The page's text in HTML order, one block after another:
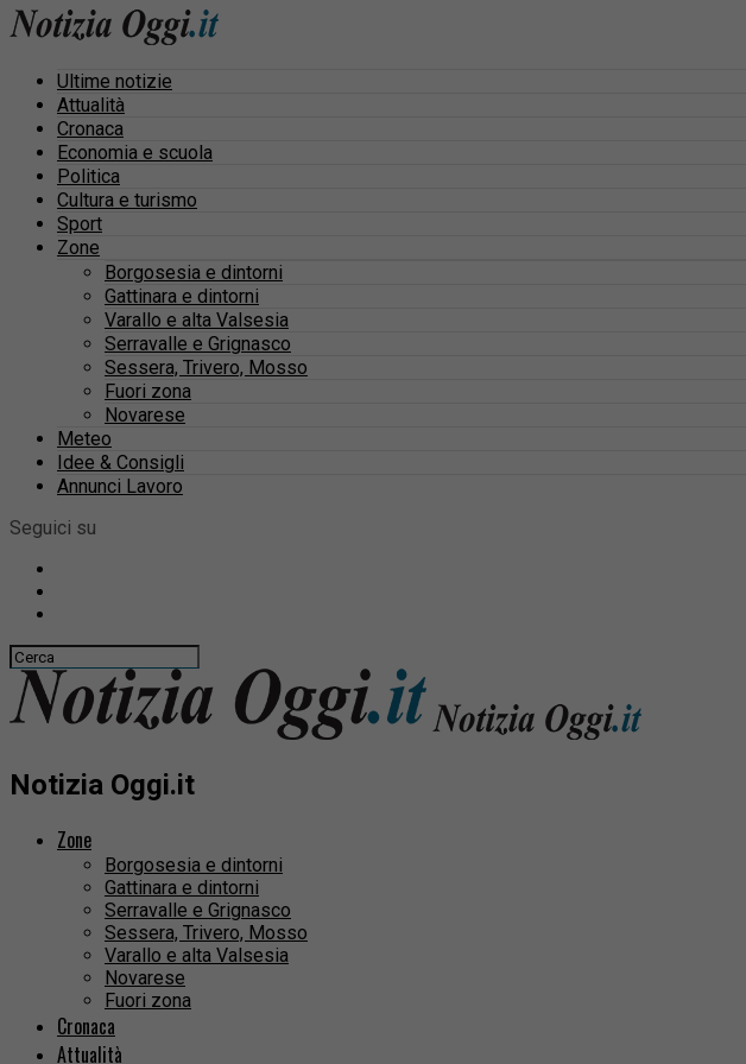
Ultime notizie
Attualità
Cronaca
Economia e scuola
Politica
Cultura e turismo
Sport
Zone
Borgosesia e dintorni
Gattinara e dintorni
Varallo e alta Valsesia
Serravalle e Grignasco
Sessera, Trivero, Mosso
Fuori zona
Novarese
Meteo
Idee & Consigli
Annunci Lavoro
Seguici su
Notizia Oggi.it
Zone
Borgosesia e dintorni
Gattinara e dintorni
Serravalle e Grignasco
Sessera, Trivero, Mosso
Varallo e alta Valsesia
Novarese
Fuori zona
Cronaca
Attualità